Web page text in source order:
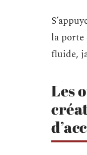
la
fluide,
Les